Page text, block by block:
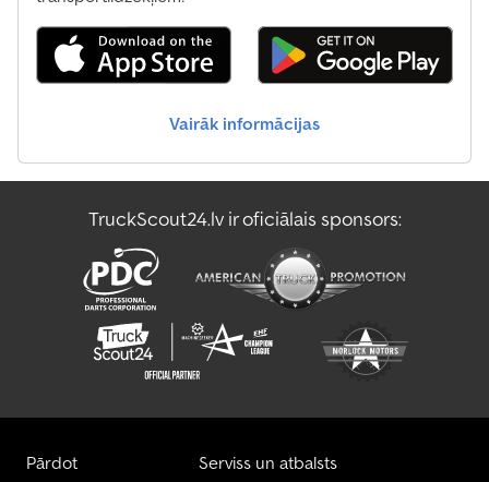
Vairāk informācijas
TruckScout24.lv ir oficiālais sponsors:
Pārdot Serviss un atbalsts